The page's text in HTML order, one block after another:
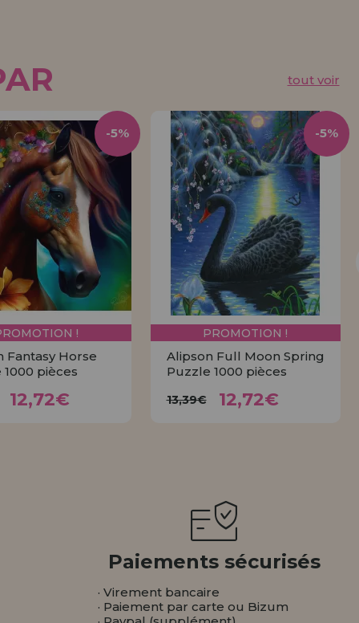
tout voir
!
Fantasy Horse
pièces
12,72€
-5%
PROMOTION !
Alipson Full Moon Spring
Puzzle 1000 pièces
13,39€ 12,72€
-5%
Paiements sécurisés
· Virement bancaire
· Paiement par carte ou Bizum